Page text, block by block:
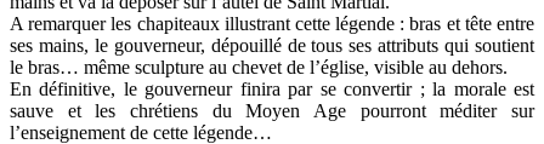
A remarquer les chapiteaux illustrant cette légende : bras et tête entre
ses mains, le gouverneur, dépouillé de tous ses attributs qui soutient
le bras… même sculpture au chevet de l’église, visible au dehors.
En définitive, le gouverneur finira par se convertir ; la morale est
sauve et les chrétiens du Moyen Age pourront méditer sur
l’enseignement de cette légende…